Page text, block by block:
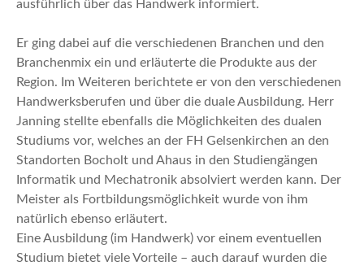
ausführlich über das Handwerk informiert.
Er ging dabei auf die verschiedenen Branchen und den
Branchenmix ein und erläuterte die Produkte aus der
Region. Im Weiteren berichtete er von den verschiedenen
Handwerksberufen und über die duale Ausbildung. Herr
Janning stellte ebenfalls die Möglichkeiten des dualen
Studiums vor, welches an der FH Gelsenkirchen an den
Standorten Bocholt und Ahaus in den Studiengängen
Informatik und Mechatronik absolviert werden kann. Der
Meister als Fortbildungsmöglichkeit wurde von ihm
natürlich ebenso erläutert.
Eine Ausbildung (im Handwerk) vor einem eventuellen
Studium bietet viele Vorteile – auch darauf wurden die